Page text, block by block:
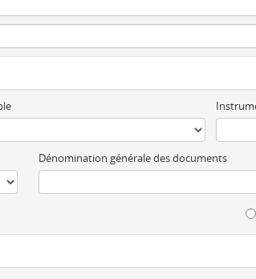
Dénomination générale des documents